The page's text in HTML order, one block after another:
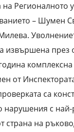
на Регионалното
– Шумен
извършена през
от
са
нарушения с най-
страна на